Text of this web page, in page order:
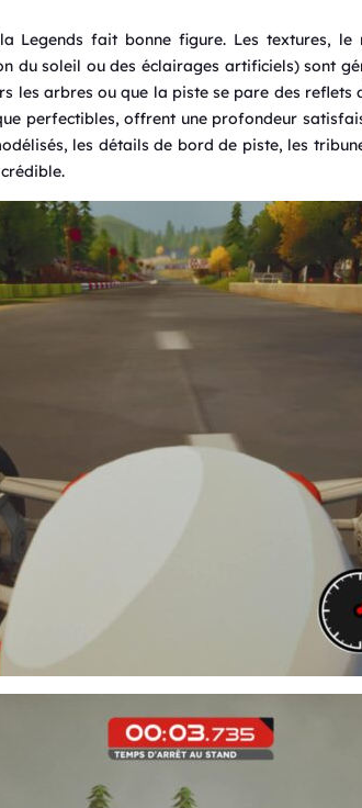
Legends fait bonne figure. Les textures,
du soleil ou des éclairages artificiels) sont
les arbres ou que la piste se pare des reflets
perfectibles, offrent une profondeur
les détails de bord de piste, les